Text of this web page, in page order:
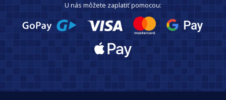
U nás môžete zaplatiť pomocou: